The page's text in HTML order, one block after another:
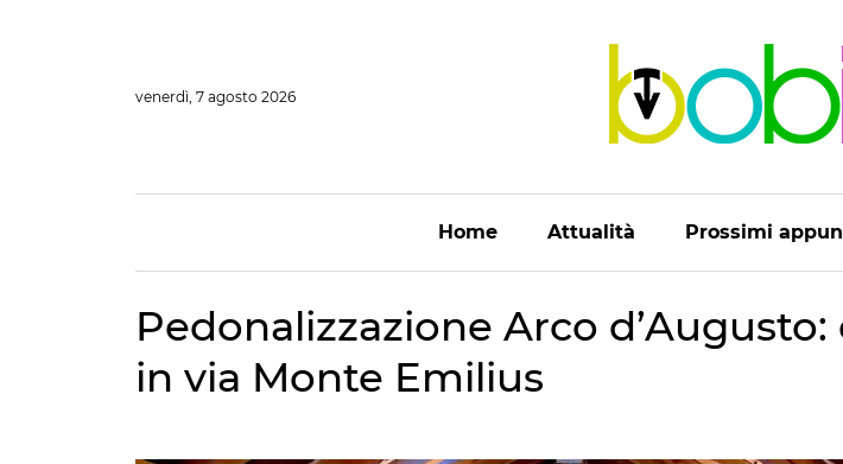
venerdì, 7 agosto 2026
Home Attualità Prossimi
Pedonalizzazione Arco
in via Monte Emilius